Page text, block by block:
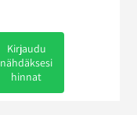
Kirjaudu
nähdäksesi
hinnat